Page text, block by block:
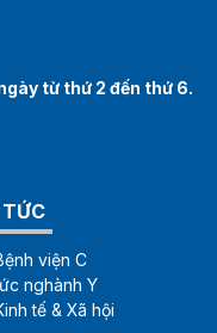
từ thứ 2 đến thứ 6.
viện C
nghành Y
tế & Xã hội